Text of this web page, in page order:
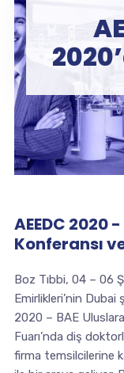
AEEDC 2020
Konferansı
Boz Tıbbi, 04 – 06
Emirlikleri’nin
2020 – BAE
Fuarı’nda diş
firma temsilcilerine